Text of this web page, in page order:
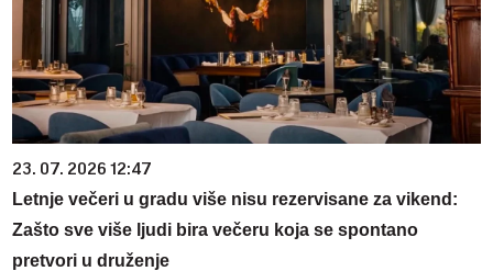
23. 07. 2026 12:47
Letnje večeri u gradu više nisu rezervisane za vikend:
Zašto sve više ljudi bira večeru koja se spontano
pretvori u druženje